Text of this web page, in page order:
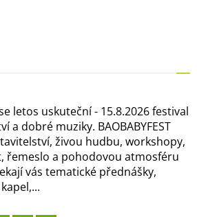
se letos uskuteční - 15.8.2026 festival
dobré muziky. BAOBABYFEST
živou hudbu, workshopy,
řemeslo a pohodovou atmosféru
vás tematické přednášky,